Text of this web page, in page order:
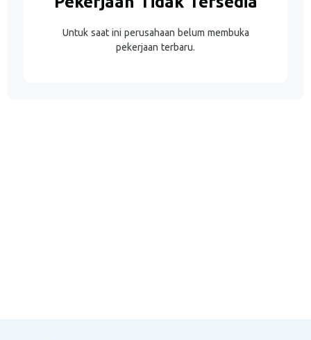
Untuk saat ini perusahaan belum membuka
pekerjaan terbaru.